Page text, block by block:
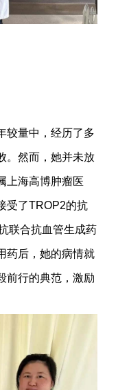
较量中，经历了多
。然而，她并未放
上海高博肿瘤医
受了TROP2的抗
联合抗血管生成药
药后，她的病情就
前行的典范，激励